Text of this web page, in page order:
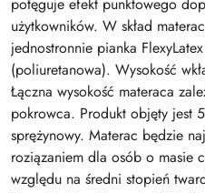
użytkowników. W skład
jednostronnie pianka
(poliuretanowa). Wysokość
Łączna wysokość materaca
pokrowca. Produkt objęty jest
sprężynowy. Materac będzie
roziązaniem dla osób o masie
względu na średni stopień